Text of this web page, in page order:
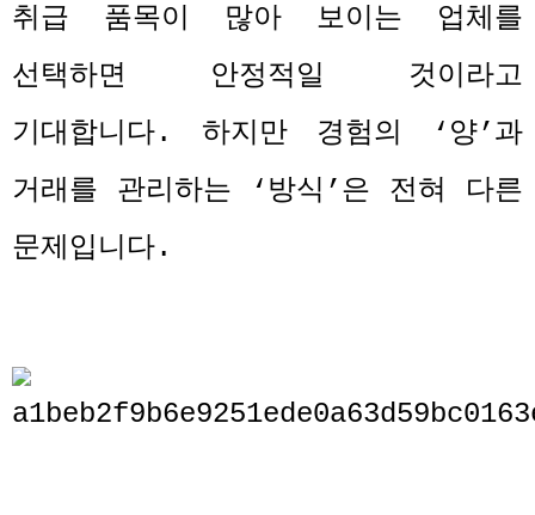
취급 품목이 많아 보이는 업체를
선택하면 안정적일 것이라고
기대합니다. 하지만 경험의 ‘ 양’과
거래를 관리하는 ‘ 방식 ’은 전혀 다른
문제입니다.